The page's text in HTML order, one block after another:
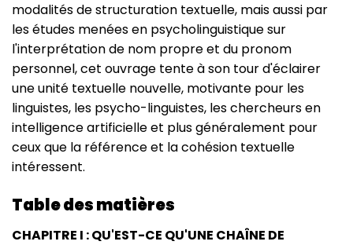
modalités de structuration textuelle, mais aussi par
les études menées en psycholinguistique sur
l'interprétation de nom propre et du pronom
personnel, cet ouvrage tente à son tour d'éclairer
une unité textuelle nouvelle, motivante pour les
linguistes, les psycho-linguistes, les chercheurs en
intelligence artificielle et plus généralement pour
ceux que la référence et la cohésion textuelle
intéressent.
Table des matières
CHAPITRE I : QU'EST-CE QU'UNE CHAÎNE DE